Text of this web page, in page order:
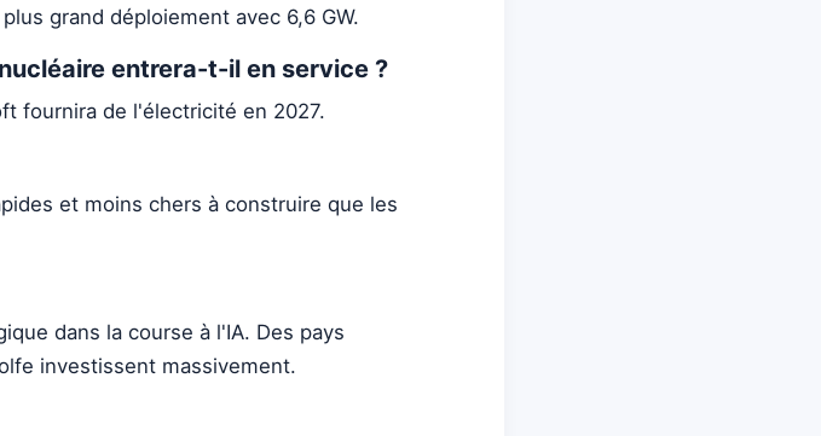
grand déploiement avec 6,6 GW.
entrera-t-il en service ?
fournira de l'électricité en 2027.
et moins chers à construire que les
dans la course à l'IA. Des pays
investissent massivement.